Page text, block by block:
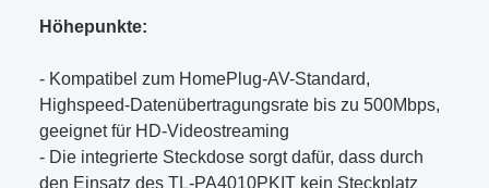
Höhepunkte:
- Kompatibel zum HomePlug-AV-Standard,
Highspeed-Datenübertragungsrate bis zu 500Mbps,
geeignet für HD-Videostreaming
- Die integrierte Steckdose sorgt dafür, dass durch
den Einsatz des TL-PA4010PKIT kein Steckplatz